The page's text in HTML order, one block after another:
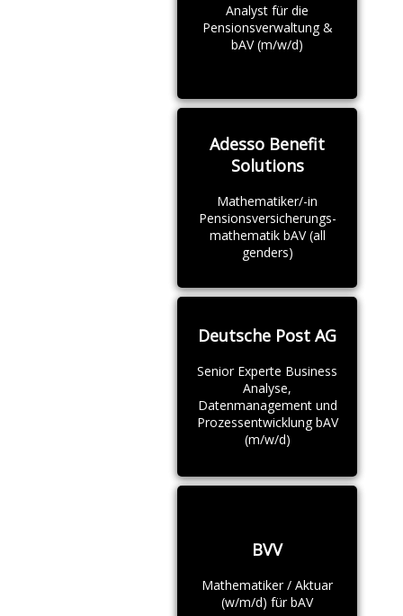
Analyst für die
Pensionsverwaltung &
bAV (m/w/d)
Adesso Benefit
Solutions
Mathematiker/-in
Pensionsversicherungs-
mathematik bAV (all
genders)
Deutsche Post AG
Senior Experte Business
Analyse,
Datenmanagement und
Prozessentwicklung bAV
(m/w/d)
BVV
Mathematiker / Aktuar
(w/m/d) für bAV